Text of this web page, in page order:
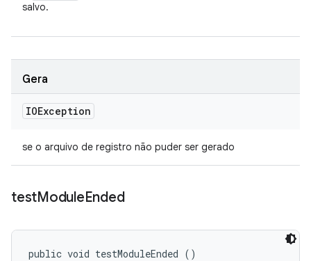
salvo.
Gera
IOException
se o arquivo de registro não puder ser gerado
testModuleEnded
public void testModuleEnded ()